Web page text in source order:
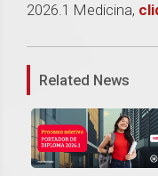
2026.1 Medicina,
Related News